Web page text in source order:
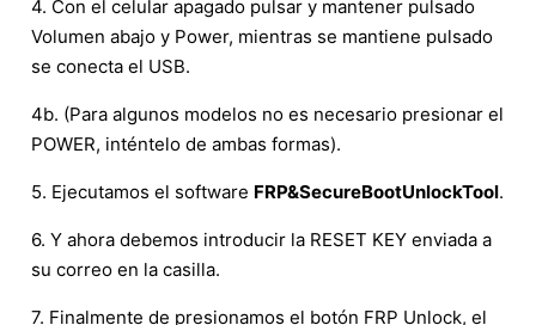
4. Con el celular apagado pulsar y mantener pulsado
Volumen abajo y Power, mientras se mantiene pulsado
se conecta el USB.
4b. (Para algunos modelos no es necesario presionar el
POWER, inténtelo de ambas formas).
5. Ejecutamos el software FRP&SecureBootUnlockTool.
6. Y ahora debemos introducir la RESET KEY enviada a
su correo en la casilla.
7. Finalmente de presionamos el botón FRP Unlock, el